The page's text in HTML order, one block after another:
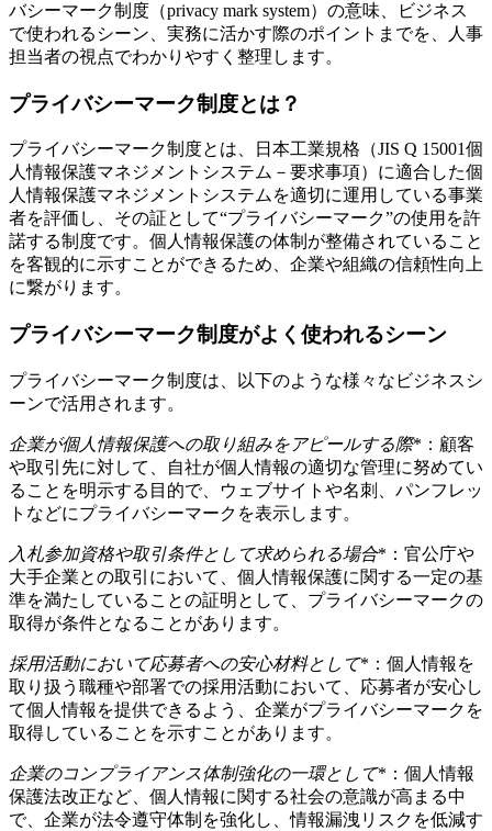
バシーマーク制度（privacy mark system）の意味、ビジネス
で使われるシーン、実務に活かす際のポイントまでを、人事
担当者の視点でわかりやすく整理します。
プライバシーマーク制度とは？
プライバシーマーク制度とは、日本工業規格（JIS Q 15001個
人情報保護マネジメントシステム－要求事項）に適合した個
人情報保護マネジメントシステムを適切に運用している事業
者を評価し、その証として“プライバシーマーク”の使用を許
諾する制度です。個人情報保護の体制が整備されていること
を客観的に示すことができるため、企業や組織の信頼性向上
に繋がります。
プライバシーマーク制度がよく使われるシーン
プライバシーマーク制度は、以下のような様々なビジネスシ
ーンで活用されます。
企業が個人情報保護への取り組みをアピールする際*：顧客
や取引先に対して、自社が個人情報の適切な管理に努めてい
ることを明示する目的で、ウェブサイトや名刺、パンフレッ
トなどにプライバシーマークを表示します。
入札参加資格や取引条件として求められる場合*：官公庁や
大手企業との取引において、個人情報保護に関する一定の基
準を満たしていることの証明として、プライバシーマークの
取得が条件となることがあります。
採用活動において応募者への安心材料として*：個人情報を
取り扱う職種や部署での採用活動において、応募者が安心し
て個人情報を提供できるよう、企業がプライバシーマークを
取得していることを示すことがあります。
企業のコンプライアンス体制強化の一環として*：個人情報
保護法改正など、個人情報に関する社会の意識が高まる中
で、企業が法令遵守体制を強化し、情報漏洩リスクを低減す